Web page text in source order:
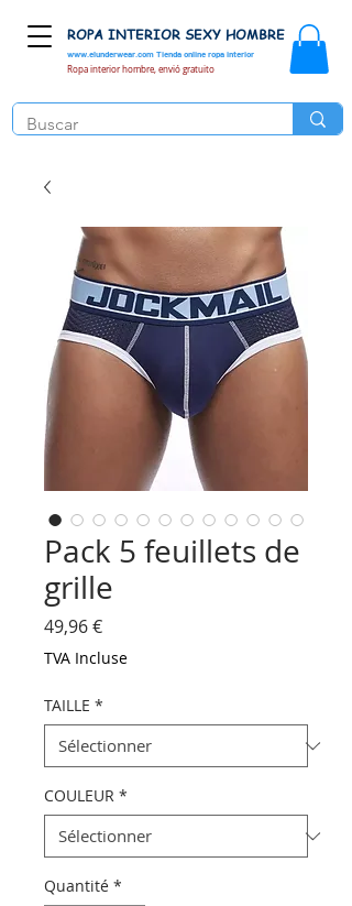
www.elunderwear.com Tienda online ropa interior
ROPA INTERIOR SEXY HOMBRE
Ropa interior hombre, envió gratuito
Pack 5 feuillets de
grille
49,96 €Prix
TVA Incluse
TAILLE *
COULEUR *
Quantité *